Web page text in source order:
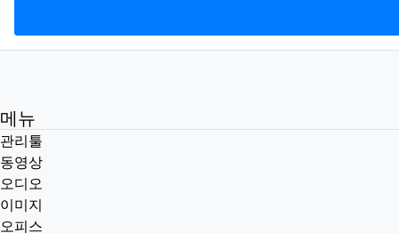
메뉴
관리툴
동영상
오디오
이미지
오피스